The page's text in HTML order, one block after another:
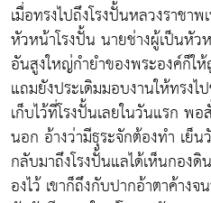
เมื่อทรงไปถึงโรงปั้นหลวงราชา
หัวหน้าโรงปั้น นายช่างผู้เป็นหั
อันสูงใหญ่กำยำของพระองค์ก็ใ
แถมยังประเดิมมอบงานให้ทรง
เก็บไว้ที่โรงปั้นเลยในวันแรก พอ
นอก อ้างว่ามีธุระจักต้องทำ เย็
กลับมาถึงโรงปั้นแลได้เห็นกอง
องไว้ เขาก็ถึงกับปากอ้าตาค้าง